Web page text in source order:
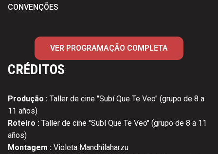
CONVENÇÕES
VER PROGRAMAÇÃO COMPLETA
CRÉDITOS
Produção : Taller de cine "Subí Que Te Veo" (grupo de 8 a
11 años)
Roteiro : Taller de cine "Subí Que Te Veo" (grupo de 8 a 11
años)
Montagem : Violeta Mandhilaharzu